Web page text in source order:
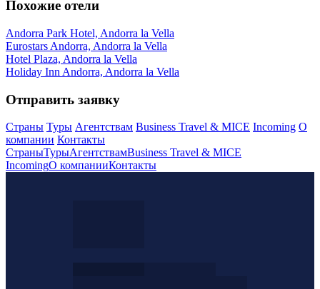
Похожие отели
Andorra Park Hotel, Andorra la Vella
Eurostars Andorra, Andorra la Vella
Hotel Plaza, Andorra la Vella
Holiday Inn Andorra, Andorra la Vella
Отправить заявку
Страны Туры Агентствам Business Travel & MICE Incoming О
компании Контакты
СтраныТурыАгентствамBusiness Travel & MICE
IncomingО компанииКонтакты